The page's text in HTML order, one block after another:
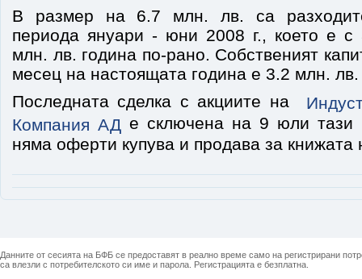
В размер на 6.7 млн. лв. са
периода януари - юни 2008 г., което е с
млн. лв. година по-рано. Собственият
месец на настоящата година е 3.2 млн. лв.
Последната сделка с акциите на
Компания АД е сключена на 9 юли тази
няма оферти купува и продава за книжата
Данните от сесията на БФБ се предоставят в реално време само на регистрирани
са влезли с потребителското си име и парола. Регистрацията е безплатна.